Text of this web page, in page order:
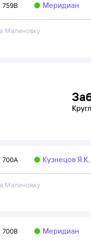
759В Меридиан
Малиновку
700А Кузнецов Я.К.
Малиновку
700В Меридиан